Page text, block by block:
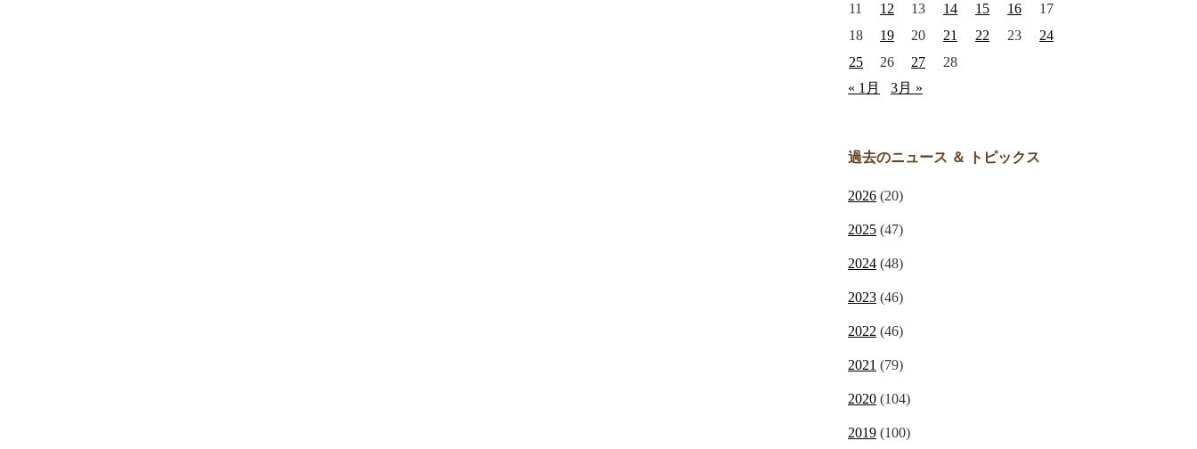
11 12 13 14 15 16
17
18
19 20 21 22 23
24
25
26 27
28
« 1月
3月 »
過去のニュース ＆ トピックス
2026 (20)
2025 (47)
2024 (48)
2023 (46)
2022 (46)
2021 (79)
2020 (104)
2019 (100)